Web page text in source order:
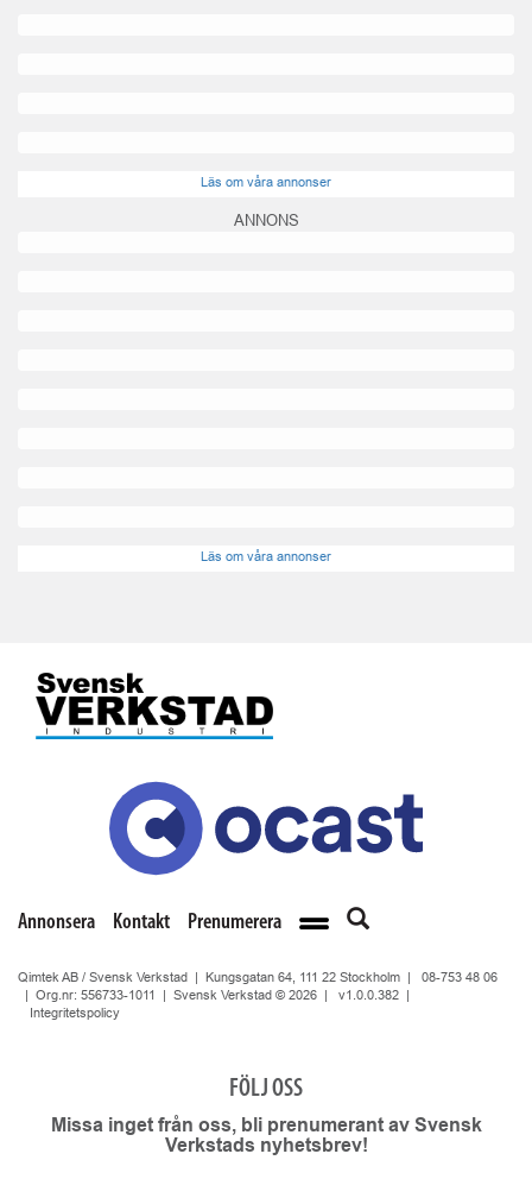
Läs om våra annonser
ANNONS
Läs om våra annonser
Annonsera Kontakt Prenumerera
Qimtek AB / Svensk Verkstad | Kungsgatan 64, 111 22 Stockholm | 08-753 48 06
| Org.nr: 556733-1011 | Svensk Verkstad © 2026 | v1.0.0.382
Integritetspolicy
FÖLJ OSS
Missa inget från oss, bli prenumerant av Svensk
Verkstads nyhetsbrev!